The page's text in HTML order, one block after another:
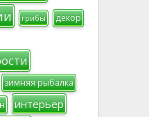
грибы декор
зимняя рыбалка
интерьер